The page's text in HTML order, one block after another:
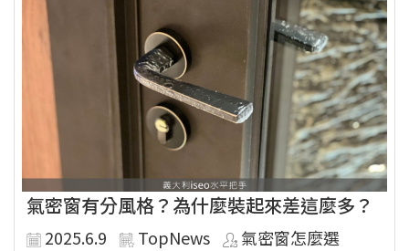
氣密窗有分風格？為什麼裝起來差這麼多？
2025.6.9 TopNews
氣密窗怎麼選